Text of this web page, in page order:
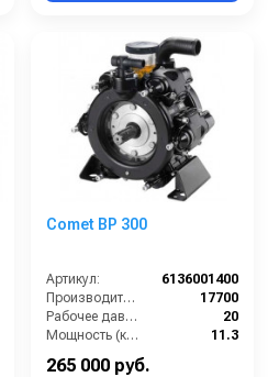
Comet BP 300
Артикул:
6136001400
Производительность (л/ч):
17700
Рабочее давление (бар):
20
Мощность (кВт):
11.3
265 000 руб.